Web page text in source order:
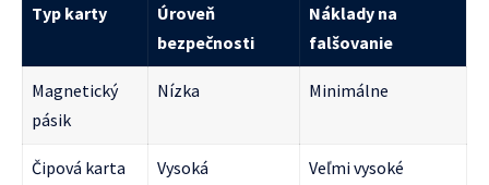
Typ karty
Úroveň
bezpečnosti
Náklady na
falšovanie
Magnetický
pásik
Nízka Minimálne
Čipová karta Vysoká Veľmi vysoké